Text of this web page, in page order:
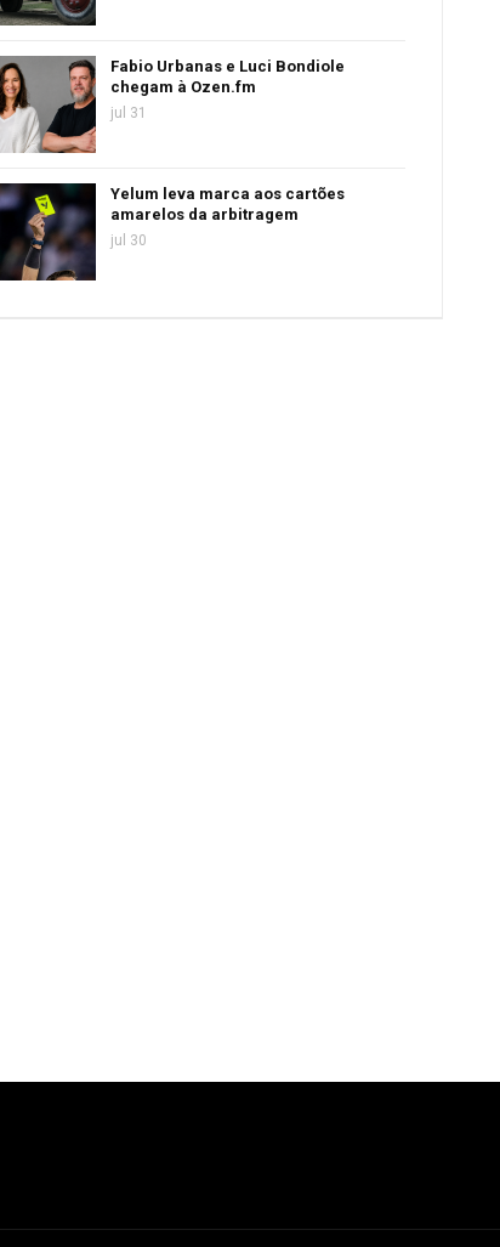
Fabio Urbanas e Luci Bondiole
chegam à Ozen.fm
jul 31
Yelum leva marca aos cartões
amarelos da arbitragem
jul 30